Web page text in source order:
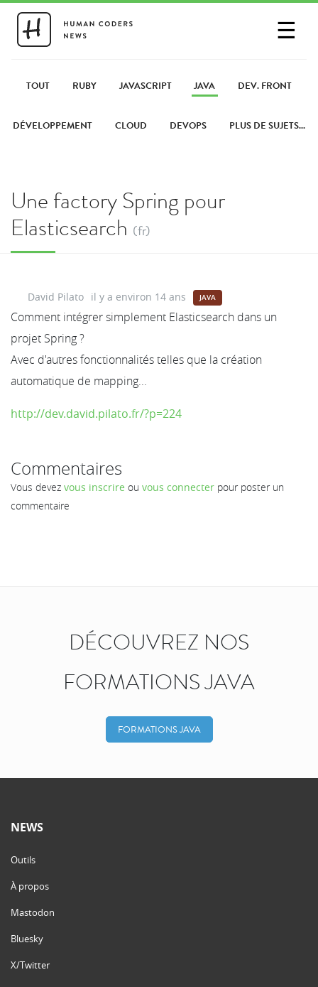
☰
PARTAGER UN LIEN
TOUT RUBY JAVASCRIPT JAVA DEV. FRONT
DÉVELOPPEMENT CLOUD DEVOPS PLUS DE SUJETS...
Une factory Spring pour
Elasticsearch (fr)
David Pilato il y a environ 14 ans JAVA
Comment intégrer simplement Elasticsearch dans un
projet Spring ?
Avec d'autres fonctionnalités telles que la création
automatique de mapping...
http://dev.david.pilato.fr/?p=224
Commentaires
Vous devez vous inscrire ou vous connecter pour poster un
commentaire
DÉCOUVREZ NOS
FORMATIONS JAVA
FORMATIONS JAVA
NEWS
Outils
À propos
Mastodon
Bluesky
X/Twitter